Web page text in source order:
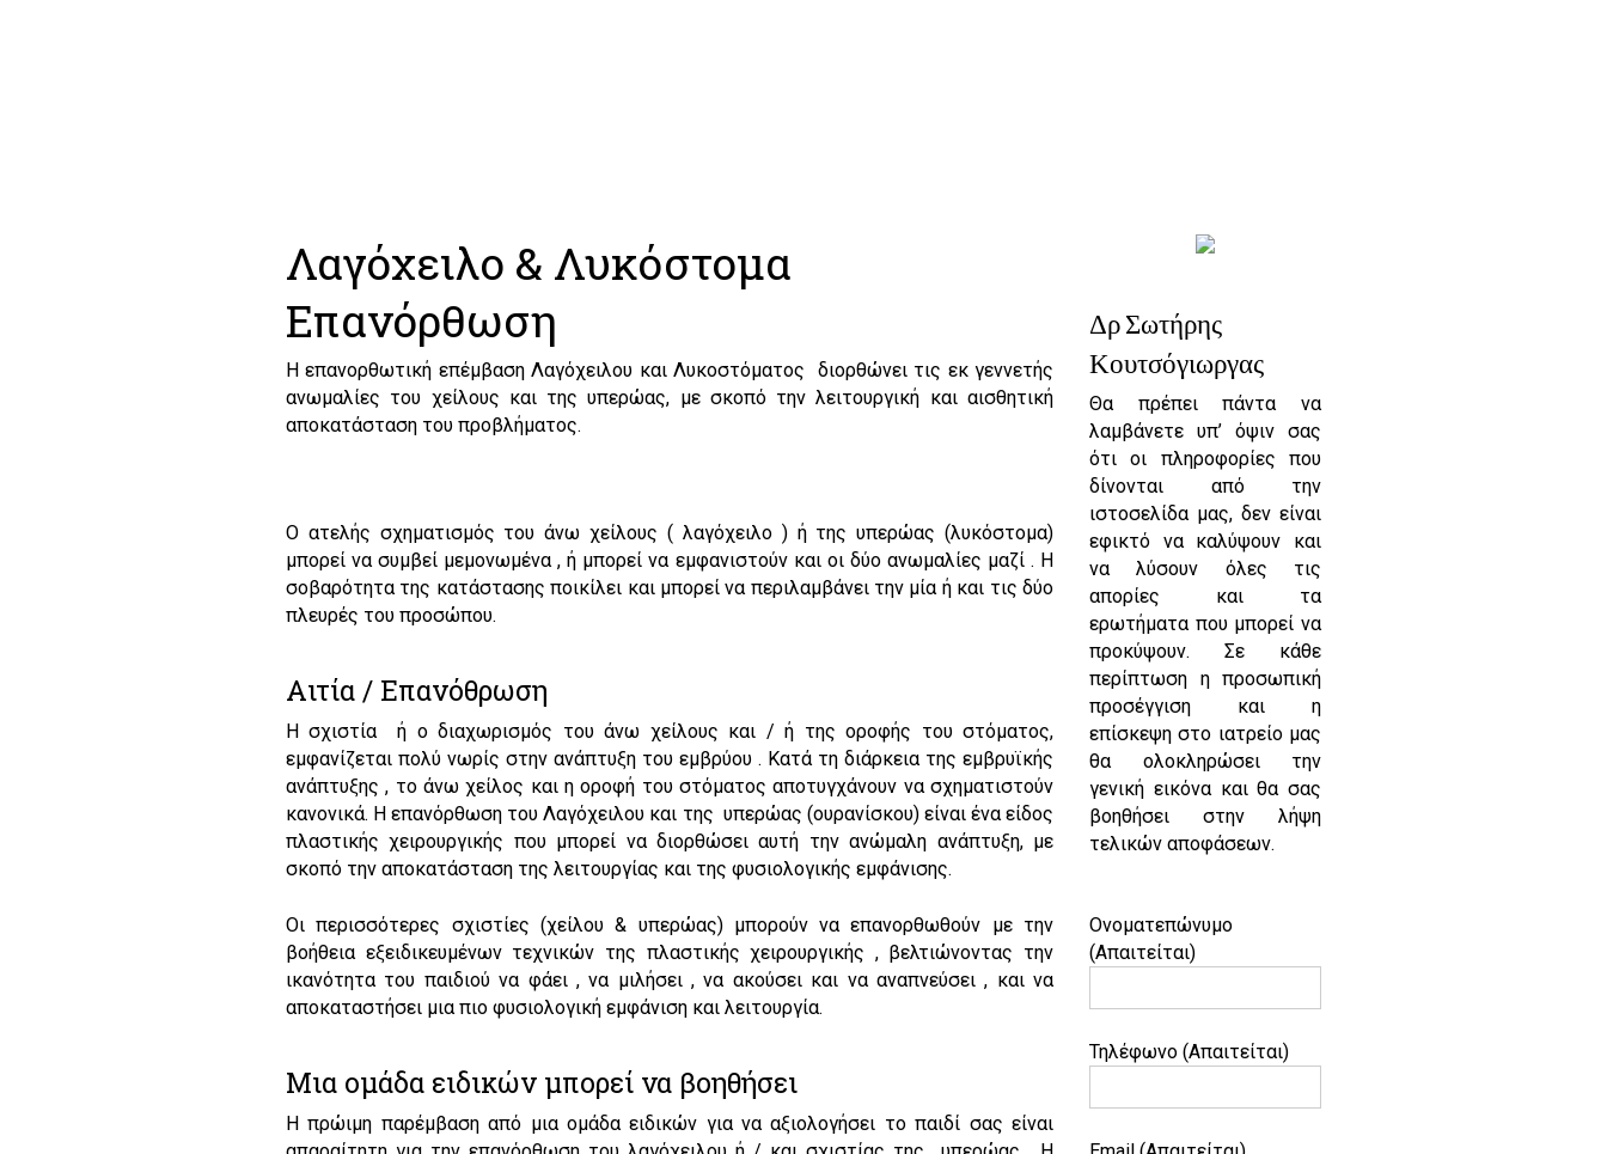
Λαγόχειλο & Λυκόστομα
Επανόρθωση
Η επανορθωτική επέμβαση Λαγόχειλου και Λυκοστόματος διορθώνει τις εκ γεννετής
ανωμαλίες του χείλους και της υπερώας, με σκοπό την λειτουργική και αισθητική
αποκατάσταση του προβλήματος.
Ο ατελής σχηματισμός του άνω χείλους ( λαγόχειλο ) ή της υπερώας (λυκόστομα)
μπορεί να συμβεί μεμονωμένα , ή μπορεί να εμφανιστούν και οι δύο ανωμαλίες μαζί . Η
σοβαρότητα της κατάστασης ποικίλει και μπορεί να περιλαμβάνει την μία ή και τις δύο
πλευρές του προσώπου.
Αιτία / Επανόθρωση
Η σχιστία ή ο διαχωρισμός του άνω χείλους και / ή της οροφής του στόματος,
εμφανίζεται πολύ νωρίς στην ανάπτυξη του εμβρύου . Κατά τη διάρκεια της εμβρυϊκής
ανάπτυξης , το άνω χείλος και η οροφή του στόματος αποτυγχάνουν να σχηματιστούν
κανονικά. Η επανόρθωση του Λαγόχειλου και της υπερώας (ουρανίσκου) είναι ένα είδος
πλαστικής χειρουργικής που μπορεί να διορθώσει αυτή την ανώμαλη ανάπτυξη, με
σκοπό την αποκατάσταση της λειτουργίας και της φυσιολογικής εμφάνισης.
Οι περισσότερες σχιστίες (χείλου & υπερώας) μπορούν να επανορθωθούν με την
βοήθεια εξειδικευμένων τεχνικών της πλαστικής χειρουργικής , βελτιώνοντας την
ικανότητα του παιδιού να φάει , να μιλήσει , να ακούσει και να αναπνεύσει , και να
αποκαταστήσει μια πιο φυσιολογική εμφάνιση και λειτουργία.
Μια ομάδα ειδικών μπορεί να βοηθήσει
Η πρώιμη παρέμβαση από μια ομάδα ειδικών για να αξιολογήσει το παιδί σας είναι
Δρ Σωτήρης
Κουτσόγιωργας
Θα πρέπει πάντα να
λαμβάνετε υπ’ όψιν σας
ότι οι πληροφορίες που
δίνονται από την
ιστοσελίδα μας, δεν είναι
εφικτό να καλύψουν και
να λύσουν όλες τις
απορίες και τα
ερωτήματα που μπορεί να
προκύψουν. Σε κάθε
περίπτωση η προσωπική
προσέγγιση και η
επίσκεψη στο ιατρείο μας
θα ολοκληρώσει την
γενική εικόνα και θα σας
βοηθήσει στην λήψη
τελικών αποφάσεων.
Ονοματεπώνυμο
(Απαιτείται)
Τηλέφωνο (Απαιτείται)